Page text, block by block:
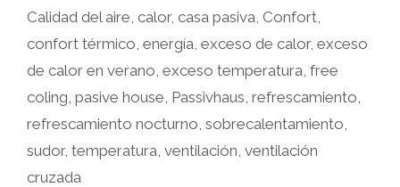
Calidad del aire, calor, casa pasiva, Confort,
confort térmico, energía, exceso de calor, exceso
de calor en verano, exceso temperatura, free
coling, pasive house, Passivhaus, refrescamiento,
refrescamiento nocturno, sobrecalentamiento,
sudor, temperatura, ventilación, ventilación
cruzada